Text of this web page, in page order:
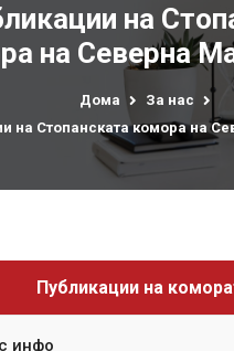
на
на Северна
Дома
За нас
на Стопанската комора на
Публикации на
инфо